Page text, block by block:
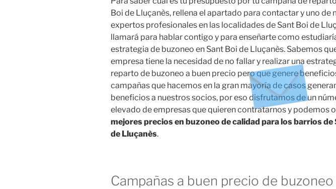
Boi de Lluçanès, rellena el apartado para contactar y uno de
expertos profesionales en las localidades de Sant Boi de
llamará para hablar contigo y para enseñarte como
estrategia de buzoneo en Sant Boi de Lluçanès. Sabemos
empresa tiene la necesidad de no fallar y realizar una
reparto de buzoneo a buen precio pero que genere
campañas que hacemos en la gran mayoría de casos
beneficios a nuestros socios, por eso disfrutamos de un
elevado de empresas que quieren contratarnos y podemos
mejores precios en buzoneo de calidad para los barrios de
de Lluçanès.
Campañas a buen precio de buzoneo